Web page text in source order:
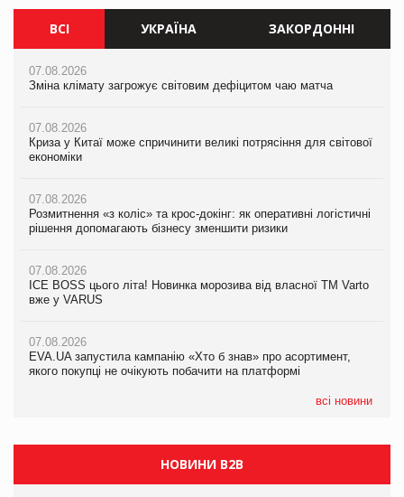
ВСІ УКРАЇНА ЗАКОРДОННІ
07.08.2026
Зміна клімату загрожує світовим дефіцитом чаю матча
07.08.2026
Криза у Китаї може спричинити великі потрясіння для світової
економіки
07.08.2026
Розмитнення «з коліс» та крос-докінг: як оперативні логістичні
рішення допомагають бізнесу зменшити ризики
07.08.2026
ICE BOSS цього літа! Новинка морозива від власної ТМ Varto
вже у VARUS
07.08.2026
EVA.UA запустила кампанію «Хто б знав» про асортимент,
якого покупці не очікують побачити на платформі
всі новини
07.08.2026
Зміна клімату загрожує світовим дефіцитом чаю матча
07.08.2026
Криза у Китаї може спричинити великі потрясіння для світової
економіки
07.08.2026
Розмитнення «з коліс» та крос-докінг: як оперативні логістичні
рішення допомагають бізнесу зменшити ризики
07.08.2026
ICE BOSS цього літа! Новинка морозива від власної ТМ Varto
вже у VARUS
07.08.2026
EVA.UA запустила кампанію «Хто б знав» про асортимент,
якого покупці не очікують побачити на платформі
07.08.2026
Зміна клімату загрожує світовим дефіцитом чаю матча
07.08.2026
Криза у Китаї може спричинити великі потрясіння для світової
економіки
07.08.2026
Kraft Heinz скоротила збиток у першому півріччі
Продажі Hugo Boss впали на 9%
НОВИНИ B2B